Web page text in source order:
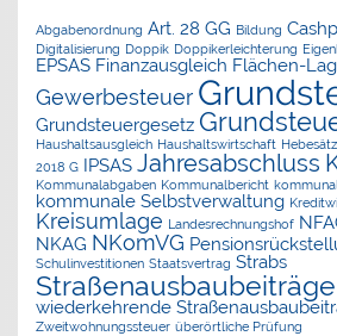
Abgabenordnung Art. 28 GG Bildung
Digitalisierung Doppik Doppikerleichterung
EPSAS Finanzausgleich Flächen-
Gewerbesteuer
Grundsteuergesetz
Haushaltsausgleich Haushaltswirtschaft
2018 G IPSAS Jahresabschluss
Kommunalabgaben Kommunalbericht
kommunale Selbstverwaltung
Kreisumlage Landesrechnungshof
NKAG NKomVG
Schulinvestitionen Staatsvertrag Strabs
Straßenausbaubeiträge
wiederkehrende
Zweitwohnungssteuer überörtliche Prüfung